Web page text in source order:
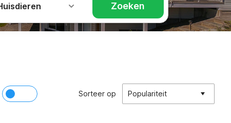
Zoeken
Sorteer op Populariteit